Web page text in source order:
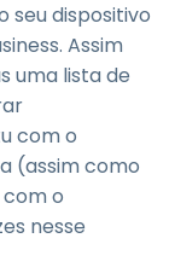
seu dispositivo
Assim
uma lista de
com o
(assim como
o
nesse